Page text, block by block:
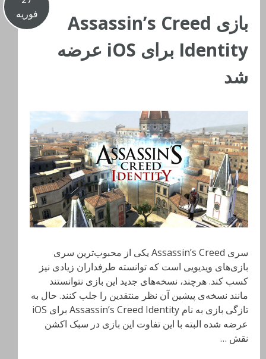
فوریه
بازی Assassin’s Creed
Identity برای iOS عرضه
شد
سری Assassin’s Creed یکی از محبوب‌ترین سری
بازی‌های ویدیویی است که توانسته طرفداران زیادی نیز
کسب کند. هرچند، نسخه‌های جدید این بازی نتوانستند
مانند نسخه‌ی پیشین آن نظر منتقدین را جلب کنند. حال به
تازگی بازی به نام Assassin’s Creed Identity برای iOS
عرضه شده البته با این تفاوت این بازی در سبک اکشن
نقش …